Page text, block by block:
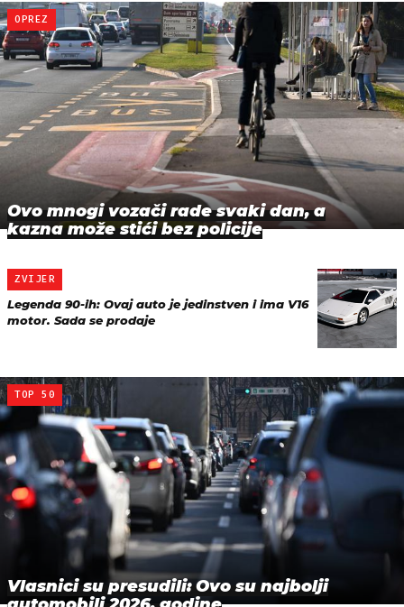
OPREZ
Ovo mnogi vozači rade svaki dan, a
kazna može stići bez policije
ZVIJER
Legenda 90-ih: Ovaj auto je jedinstven i ima V16
motor. Sada se prodaje
TOP 50
Vlasnici su presudili: Ovo su najbolji